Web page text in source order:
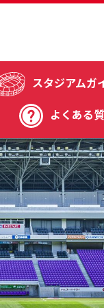
スタジアムガ
よくある